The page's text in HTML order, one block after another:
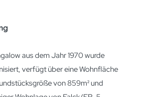
aus dem Jahr 1970 wurde
verfügt über eine Wohnfläche
von 859m² und